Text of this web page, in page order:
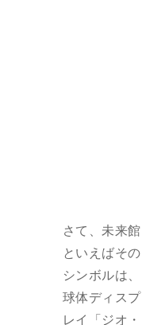
さて、未来館
といえばその
シンボルは、
球体ディスプ
レイ「ジオ・